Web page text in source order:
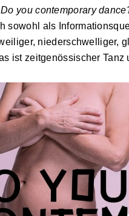
Do you contemporary
sowohl als
niederschwelliger,
ist zeitgenössischer